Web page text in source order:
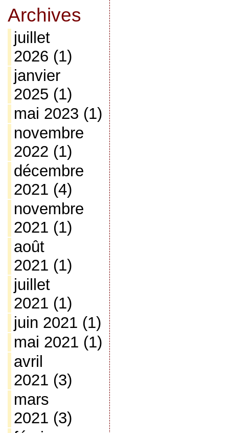
Archives
juillet
2026 (1)
janvier
2025 (1)
mai 2023 (1)
novembre
2022 (1)
décembre
2021 (4)
novembre
2021 (1)
août
2021 (1)
juillet
2021 (1)
juin 2021 (1)
mai 2021 (1)
avril
2021 (3)
mars
2021 (3)